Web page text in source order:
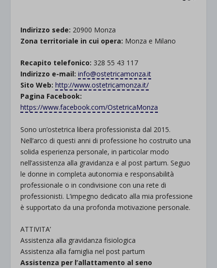
Indirizzo sede: 20900 Monza
Zona territoriale in cui opera: Monza e Milano
Recapito telefonico: 328 55 43 117
Indirizzo e-mail: info@ostetricamonza.it
Sito Web: http://www.ostetricamonza.it/
Pagina Facebook:
https://www.facebook.com/OstetricaMonza
Sono un’ostetrica libera professionista dal 2015.
Nell’arco di questi anni di professione ho costruito una
solida esperienza personale, in particolar modo
nell’assistenza alla gravidanza e al post partum. Seguo
le donne in completa autonomia e responsabilità
professionale o in condivisione con una rete di
professionisti. L’impegno dedicato alla mia professione
è supportato da una profonda motivazione personale.
ATTIVITA’
Assistenza alla gravidanza fisiologica
Assistenza alla famiglia nel post partum
Assistenza per l’allattamento al seno